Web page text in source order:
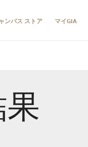
ンパス ストア マイGIA